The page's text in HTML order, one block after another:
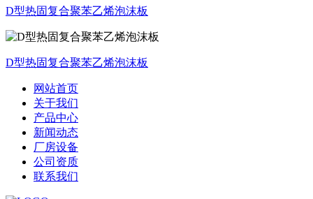
D型热固复合聚苯乙烯泡沫板
D型热固复合聚苯乙烯泡沫板
网站首页
关于我们
产品中心
新闻动态
厂房设备
公司资质
联系我们